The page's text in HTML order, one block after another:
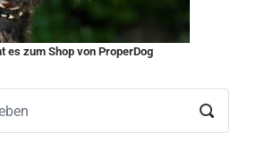
es zum Shop von ProperDog